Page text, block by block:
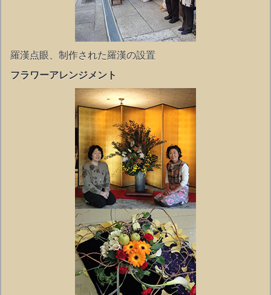
羅漢点眼、制作された羅漢の設置
フラワーアレンジメント